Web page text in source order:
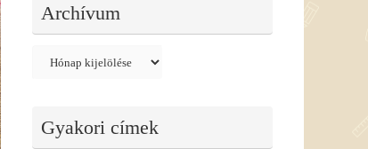
Archívum
Archívum
Gyakori címek